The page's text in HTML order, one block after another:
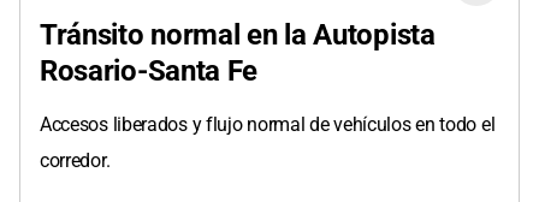
Tránsito normal en la Autopista
Rosario-Santa Fe
Accesos liberados y flujo normal de vehículos en todo el
corredor.